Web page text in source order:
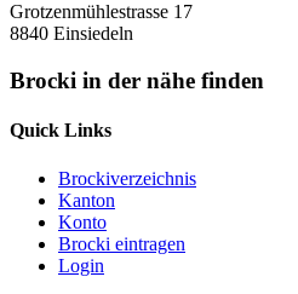
Grotzenmühlestrasse 17
8840 Einsiedeln
Brocki in der nähe finden
Quick Links
Brockiverzeichnis
Kanton
Konto
Brocki eintragen
Login